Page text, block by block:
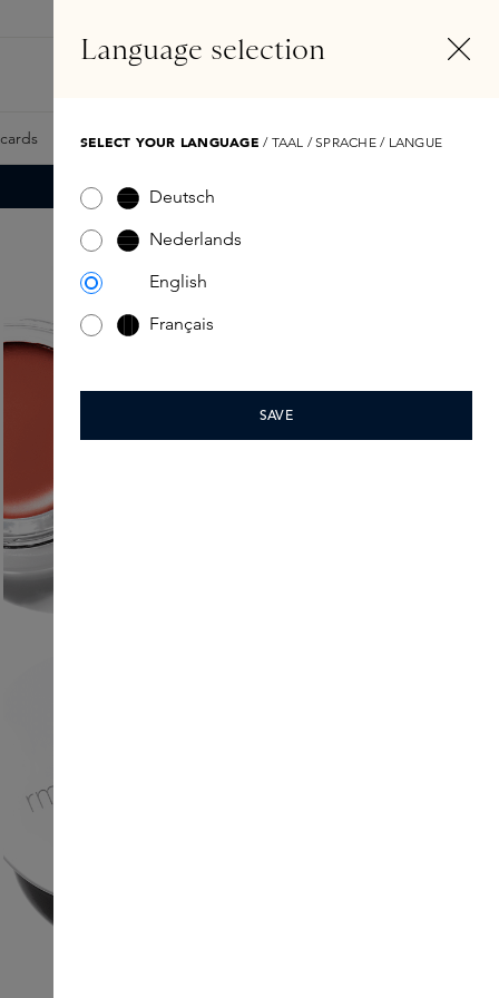
Samples Skins Exclusives Skins Boxen
Language selection
SELECT YOUR LANGUAGE / TAAL / SPRACHE / LANGUE
Deutsch
Nederlands
English
Français
SAVE